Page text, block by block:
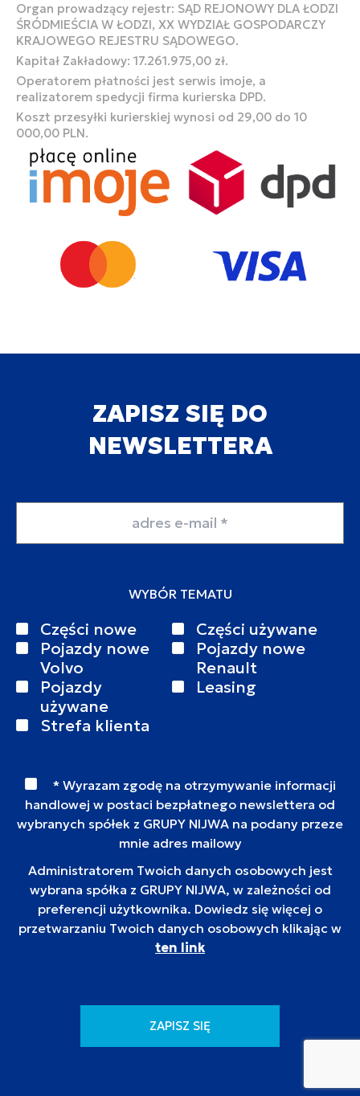
Organ prowadzący rejestr: SĄD REJONOWY DLA ŁODZI
ŚRÓDMIEŚCIA W ŁODZI, XX WYDZIAŁ GOSPODARCZY
KRAJOWEGO REJESTRU SĄDOWEGO.
Kapitał Zakładowy: 17.261.975,00 zł.
Operatorem płatności jest serwis imoje, a
realizatorem spedycji firma kurierska DPD.
Koszt przesyłki kurierskiej wynosi od 29,00 do 10
000,00 PLN.
ZAPISZ SIĘ DO
NEWSLETTERA
WYBÓR TEMATU
Części nowe
Części używane
Pojazdy nowe
Volvo
Pojazdy nowe
Renault
Pojazdy
używane
Leasing
Strefa klienta
* Wyrazam zgodę na otrzymywanie informacji
handlowej w postaci bezpłatnego newslettera od
wybranych spółek z GRUPY NIJWA na podany przeze
mnie adres mailowy
Administratorem Twoich danych osobowych jest
wybrana spółka z GRUPY NIJWA, w zależności od
preferencji użytkownika. Dowiedz się więcej o
przetwarzaniu Twoich danych osobowych klikając w
ten link